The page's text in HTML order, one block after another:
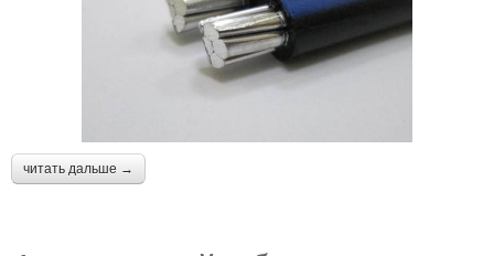
читать дальше →